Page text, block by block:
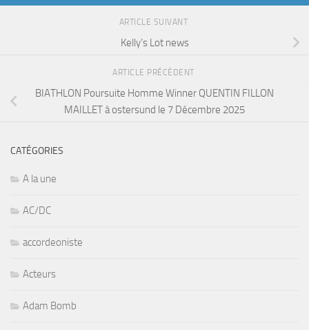
ARTICLE SUIVANT
Kelly’s Lot news
ARTICLE PRÉCÉDENT
BIATHLON Poursuite Homme Winner QUENTIN FILLON
MAILLET à ostersund le 7 Décembre 2025
CATÉGORIES
A la une
AC/DC
accordeoniste
Acteurs
Adam Bomb